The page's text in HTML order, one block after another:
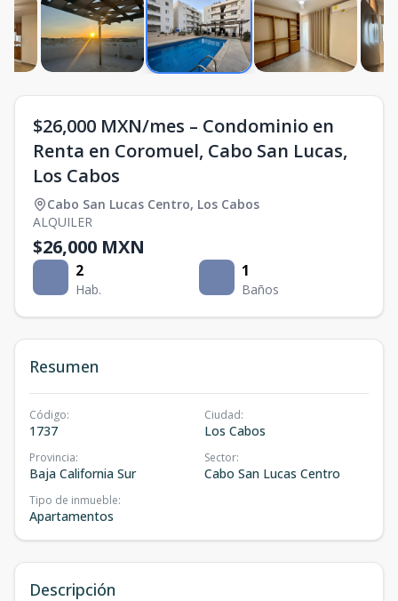
$26,000 MXN/mes – Condominio en
Renta en Coromuel, Cabo San Lucas,
Los Cabos
Cabo San Lucas Centro, Los Cabos
ALQUILER
$26,000 MXN
2
Hab.
1
Baños
Resumen
Código:
1737
Ciudad:
Los Cabos
Provincia:
Baja California Sur
Sector:
Cabo San Lucas Centro
Tipo de inmueble:
Apartamentos
Descripción